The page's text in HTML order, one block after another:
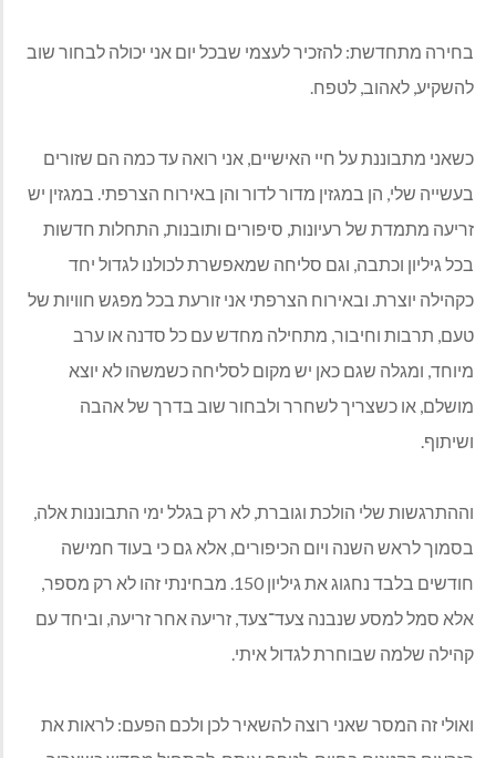
בחירה מתחדשת: להזכיר לעצמי שבכל יום אני יכולה לבחור שוב
להשקיע, לאהוב, לטפח.
כשאני מתבוננת על חיי האישיים, אני רואה עד כמה הם שזורים
בעשייה שלי, הן במגזין מדור לדור והן באירוח הצרפתי. במגזין יש
זריעה מתמדת של רעיונות, סיפורים ותובנות, התחלות חדשות
בכל גיליון וכתבה, וגם סליחה שמאפשרת לכולנו לגדול יחד
כקהילה יוצרת. ובאירוח הצרפתי אני זורעת בכל מפגש חוויות של
טעם, תרבות וחיבור, מתחילה מחדש עם כל סדנה או ערב
מיוחד, ומגלה שגם כאן יש מקום לסליחה כשמשהו לא יוצא
מושלם, או כשצריך לשחרר ולבחור שוב בדרך של אהבה
ושיתוף.
וההתרגשות שלי הולכת וגוברת, לא רק בגלל ימי התבוננות אלה,
בסמוך לראש השנה ויום הכיפורים, אלא גם כי בעוד חמישה
חודשים בלבד נחגוג את גיליון 150. מבחינתי זהו לא רק מספר,
אלא סמל למסע שנבנה צעד־צעד, זריעה אחר זריעה, וביחד עם
קהילה שלמה שבוחרת לגדול איתי.
ואולי זה המסר שאני רוצה להשאיר לכן ולכם הפעם: לראות את